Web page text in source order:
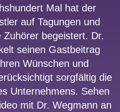
Mal hat der
auf Tagungen und
Zuhörer begeistert. Dr.
seinen Gastbeitrag
Wünschen und
sorgfältig die
Unternehmens. Sehen
mit Dr. Wegmann an